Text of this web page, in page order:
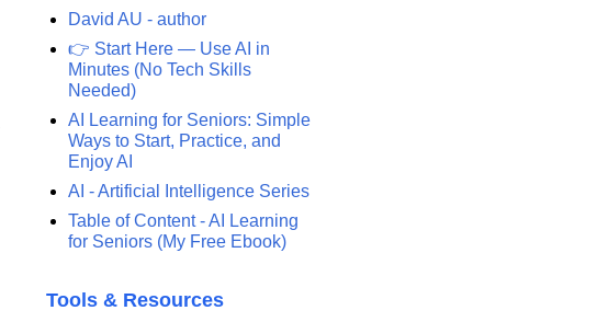
David AU - author
👉 Start Here — Use AI in
Minutes (No Tech Skills
Needed)
AI Learning for Seniors: Simple
Ways to Start, Practice, and
Enjoy AI
AI - Artificial Intelligence Series
Table of Content - AI Learning
for Seniors (My Free Ebook)
Tools & Resources